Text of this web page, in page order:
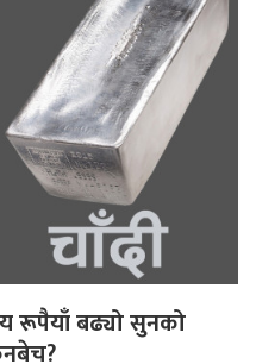
रूपैयाँ बढ्यो सुनको